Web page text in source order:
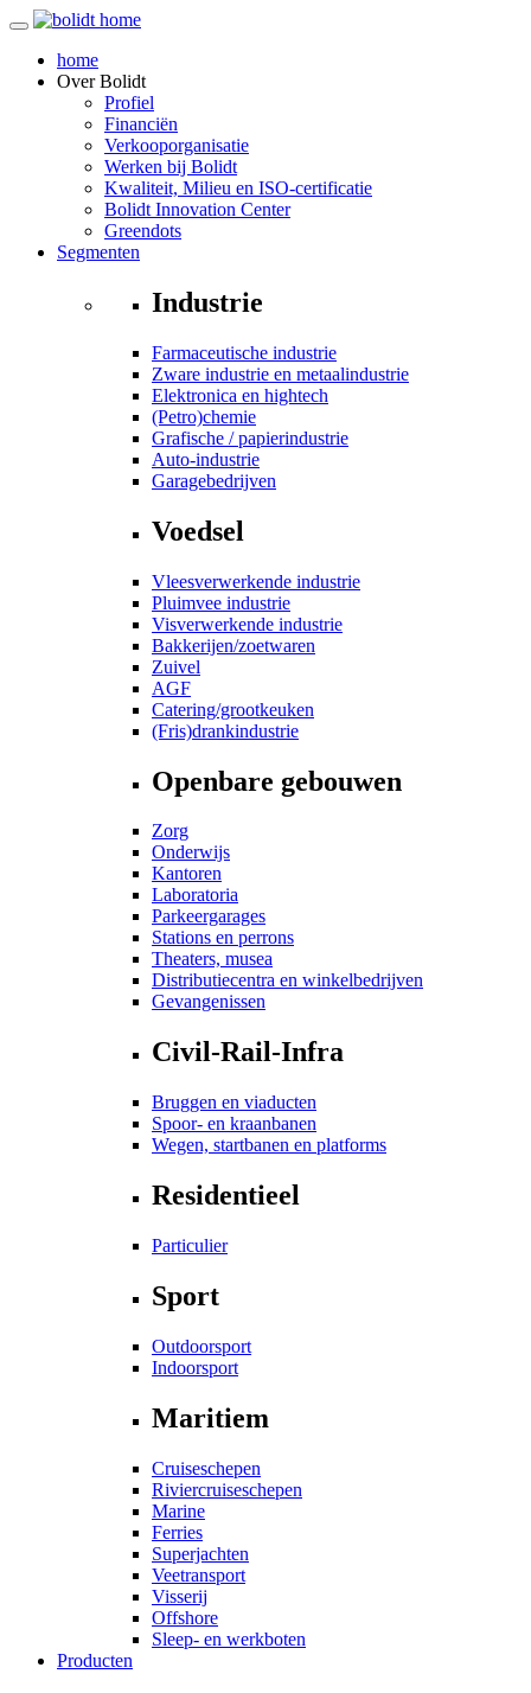
home
OverBolidt
Profiel
Financiën
Verkooporganisatie
Werken bij Bolidt
Kwaliteit, Milieu en ISO-certificatie
Bolidt Innovation Center
Greendots
Segmenten
Industrie
Farmaceutische industrie
Zware industrie en metaalindustrie
Elektronica en hightech
(Petro)chemie
Grafische / papierindustrie
Auto-industrie
Garagebedrijven
Voedsel
Vleesverwerkende industrie
Pluimvee industrie
Visverwerkende industrie
Bakkerijen/zoetwaren
Zuivel
AGF
Catering/grootkeuken
(Fris)drankindustrie
Openbare gebouwen
Zorg
Onderwijs
Kantoren
Laboratoria
Parkeergarages
Stations en perrons
Theaters, musea
Distributiecentra en winkelbedrijven
Gevangenissen
Civil-Rail-Infra
Bruggen en viaducten
Spoor- en kraanbanen
Wegen, startbanen en platforms
Residentieel
Particulier
Sport
Outdoorsport
Indoorsport
Maritiem
Cruiseschepen
Riviercruiseschepen
Marine
Ferries
Superjachten
Veetransport
Visserij
Offshore
Sleep- en werkboten
Producten